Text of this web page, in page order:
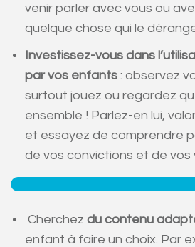
venir parler avec vous ou
quelque chose qui le
Investissez-vous dans
par vos enfants : observez
surtout jouez ou regardez
ensemble ! Parlez-en lui,
et essayez de comprendre
de vos convictions et de vos
Cherchez du contenu
enfant à faire un choix. Par